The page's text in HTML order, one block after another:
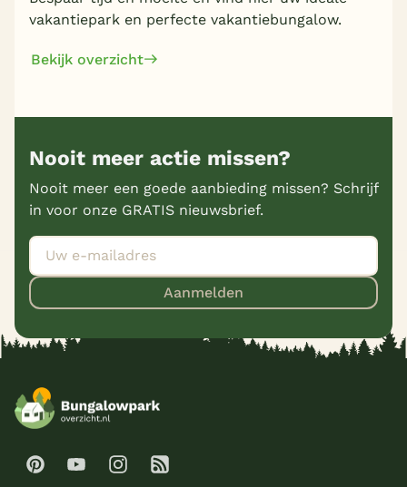
vakantiepark en perfecte vakantiebungalow.
Bekijk overzicht
Nooit meer actie missen?
Nooit meer een goede aanbieding missen? Schrijf
in voor onze GRATIS nieuwsbrief.
Aanmelden